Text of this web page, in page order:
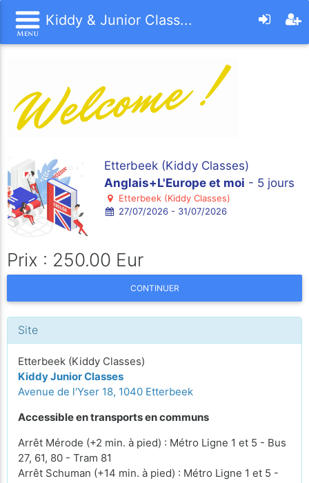
Kiddy & Junior Class...
Etterbeek (Kiddy Classes)
Anglais+L'Europe et moi - 5 jours
Etterbeek (Kiddy Classes)
27/07/2026 - 31/07/2026
Prix : 250.00 Eur
CONTINUER
Site
Etterbeek (Kiddy Classes)
Kiddy Junior Classes
Avenue de l'Yser 18, 1040 Etterbeek
Accessible en transports en communs
Arrêt Mérode (+2 min. à pied) : Métro Ligne 1 et 5 - Bus
27, 61, 80 - Tram 81
Arrêt Schuman (+14 min. à pied) : Métro Ligne 1 et 5 -